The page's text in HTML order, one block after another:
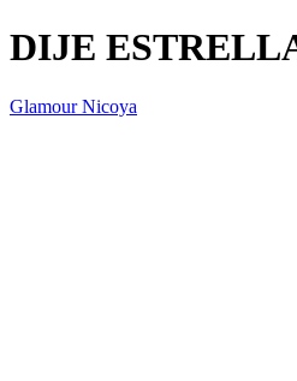
DIJE
Glamour Nicoya